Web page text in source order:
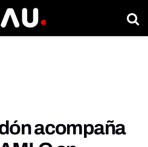
acompaña